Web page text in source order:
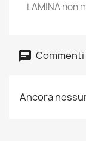
LAMINA non
Commenti
Ancora